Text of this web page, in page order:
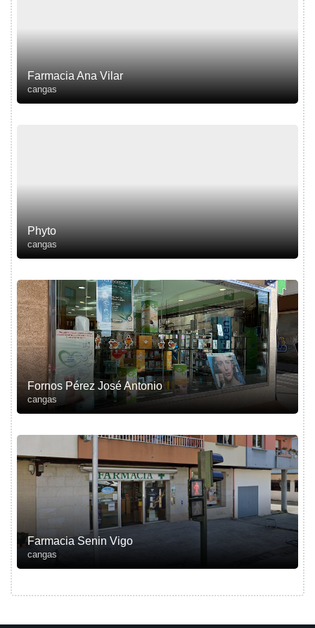
Farmacia Ana Vilar
cangas
Phyto
cangas
Fornos Pérez José Antonio
cangas
Farmacia Senin Vigo
cangas